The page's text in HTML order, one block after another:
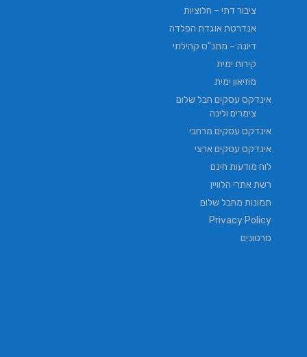
ציבור דתי – חלוציות
אנדרטת אוגדת הפלדה
דיונה – מתנ"ס קהילתי
קירות ימית
מוזיאון ימית
אינדקס עסקים חבל שלום
צימרים ולינה
אינדקס עסקים מרחבי
אינדקס עסקים ארצי
לוח מודעות חינם
רשת אתרי הלוויין
תמונות מחבל שלום
Privacy Policy
סרטונים